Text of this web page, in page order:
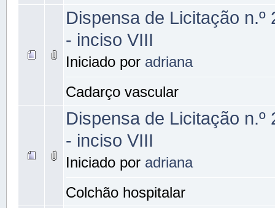
Dispensa de Licitação n.º
- inciso VIII
Iniciado por adriana
Cadarço vascular
Dispensa de Licitação n.º
- inciso VIII
Iniciado por adriana
Colchão hospitalar